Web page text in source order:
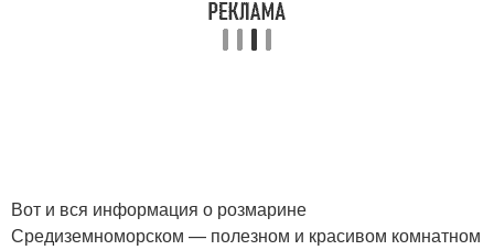
Вот и вся информация о розмарине
Средиземноморском — полезном и красивом комнатном